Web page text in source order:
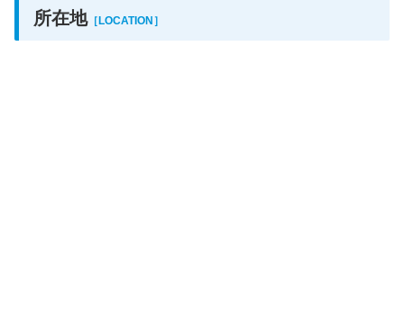
所在地［LOCATION］